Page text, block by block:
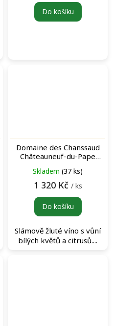
Do košíku
Domaine des Chanssaud
Châteauneuf-du-Pape
Skladem (37 ks)
1 320 Kč / ks
Do košíku
Slámově žluté víno s vůní
bílých květů a citrusů....